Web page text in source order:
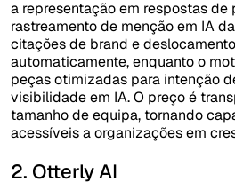
a representação em respostas de
rastreamento de menção em IA
citações de brand e
automaticamente, enquanto o
peças otimizadas para intenção
visibilidade em IA. O preço é
tamanho de equipa, tornando
acessíveis a organizações em
2. Otterly AI